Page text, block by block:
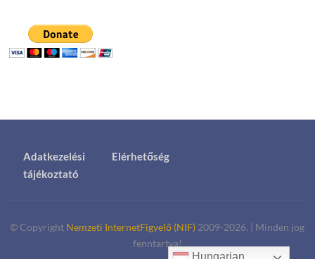
Adatkezelési
tájékoztató
Elérhetőség
© Copyright Nemzeti InternetFigyelő (NIF) 2009-2026. | Minden jog
fenntartva!